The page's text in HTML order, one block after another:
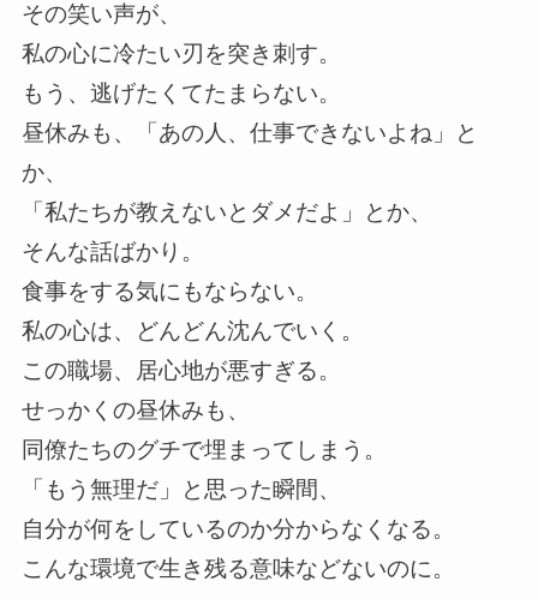
その笑い声が、
私の心に冷たい刃を突き刺す。
もう、逃げたくてたまらない。
昼休みも、「あの人、仕事できないよね」と
か、
「私たちが教えないとダメだよ」とか、
そんな話ばかり。
食事をする気にもならない。
私の心は、どんどん沈んでいく。
この職場、居心地が悪すぎる。
せっかくの昼休みも、
同僚たちのグチで埋まってしまう。
「もう無理だ」と思った瞬間、
自分が何をしているのか分からなくなる。
こんな環境で生き残る意味などないのに。